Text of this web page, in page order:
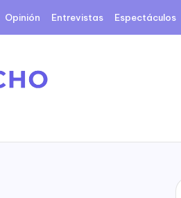
Opinión Entrevistas Espectáculos